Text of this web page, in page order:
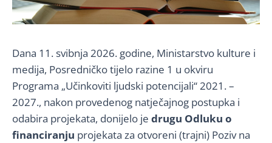
Dana 11. svibnja 2026. godine, Ministarstvo kulture i
medija, Posredničko tijelo razine 1 u okviru
Programa „Učinkoviti ljudski potencijali“ 2021. –
2027., nakon provedenog natječajnog postupka i
odabira projekata, donijelo je drugu Odluku o
financiranju projekata za otvoreni (trajni) Poziv na